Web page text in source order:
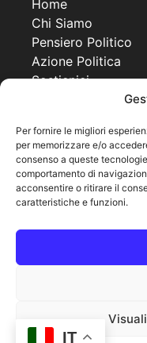
Per fornire le migliori
per memorizzare e/o
consenso a queste
comportamento di
acconsentire o ritirare il
caratteristiche e funzioni.
Home
Chi Siamo
Pensiero Politico
Azione Politica
Sostienici
Progetti
Together For a
United World
Co Governance
IT